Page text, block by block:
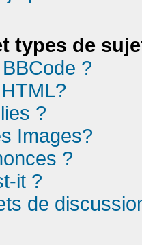
types de
?
?
Images?
?
it ?
de